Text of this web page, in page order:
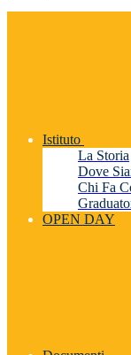
Istituto
La Storia
Dove
Chi Fa
OPEN DAY